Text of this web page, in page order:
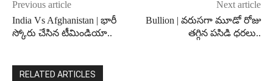
Previous article
India Vs Afghanistan | భారీ
స్కోరు చేసిన టీమిండియా..
Next article
Bullion | వరుసగా మూడో రోజు
తగ్గిన పసిడి ధరలు..
RELATED ARTICLES